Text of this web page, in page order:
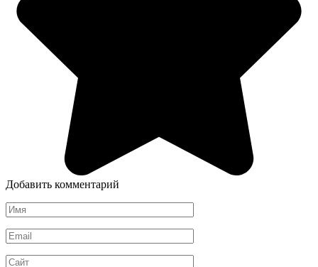
Добавить комментарий
Имя
*
Email
*
Сайт